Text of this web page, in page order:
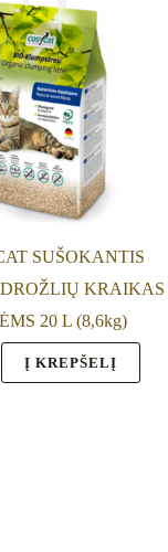
SUŠOKANTIS
KRAIKAS
20 L (8,6kg)
Į KREPŠELĮ